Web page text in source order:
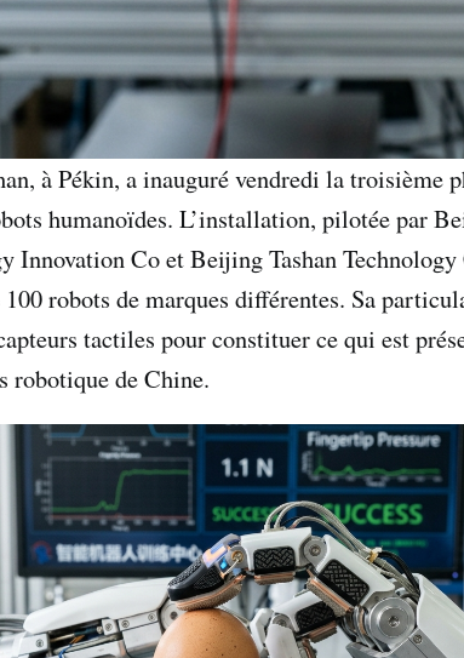
à Pékin, a inauguré vendredi la troisième
humanoïdes. L’installation, pilotée par
Innovation Co et Beijing Tashan
robots de marques différentes. Sa
tactiles pour constituer ce qui est
robotique de Chine.